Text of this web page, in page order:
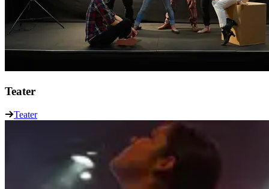
Teater
Teater